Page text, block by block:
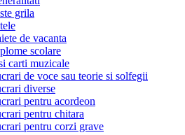
grila
de vacanta
scolare
carti muzicale
de voce sau teorie si solfegii
diverse
pentru acordeon
pentru chitara
pentru corzi grave